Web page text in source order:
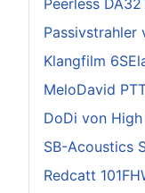
Passivstrahler
Klangfilm
MeloDavid
DoDi von
SB-Acoustics
Redcatt